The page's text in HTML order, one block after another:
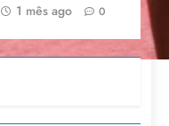
1 mês ago 0